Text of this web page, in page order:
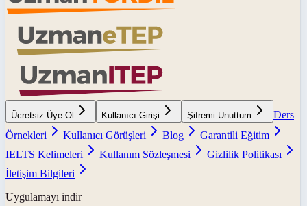
Ücretsiz Üye Ol Kullanıcı Girişi Şifremi Unuttum
Ders
Örnekleri
Kullanıcı Görüşleri Blog
Garantili Eğitim
IELTS Kelimeleri
Kullanım Sözleşmesi
Gizlilik Politikası
İletişim Bilgileri
Uygulamayı indir